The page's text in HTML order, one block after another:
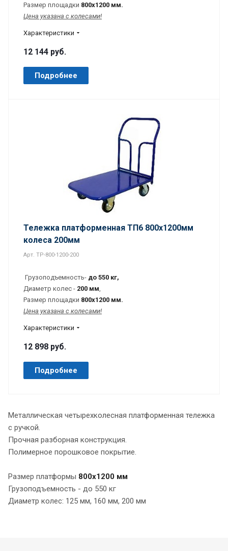
Размер площадки 800х1200 мм.
Цена указана с колесами!
Характеристики
12 144 руб.
Подробнее
Тележка платформенная ТП6 800х1200мм
колеса 200мм
Арт. TP-800-1200-200
Грузоподъемность- до 550 кг,
Диаметр колес - 200 мм
Размер площадки 800х1200 мм.
Цена указана с колесами!
Характеристики
12 898 руб.
Подробнее
Металлическая четырехколесная платформенная тележка
с ручкой.
Прочная разборная конструкция.
Полимерное порошковое покрытие.
Размер платформы 800х1200 мм
Грузоподъемность - до 550 кг
Диаметр колес: 125 мм, 160 мм, 200 мм